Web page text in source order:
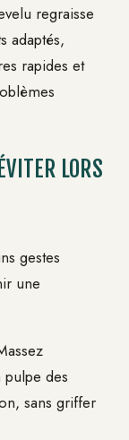
regraisse
adaptés,
rapides et
LORS
gestes
une
des
sans griffer